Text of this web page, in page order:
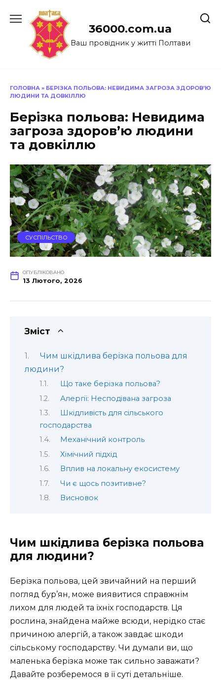
до
36000.com.ua
Ваш провідник у житті Полтави
ГОЛОВНА » БЕРІЗКА ПОЛЬОВА: НЕВИДИМА ЗАГРОЗА ЗДОРОВ’Ю
ЛЮДИНИ ТА ДОВКІЛЛЮ
Берізка польова: Невидима
загроза здоров’ю людини
та довкіллю
СУСПІЛЬСТВО
ОПУБЛІКОВАНО
13 Лютого, 2026
Зміст
Чим шкідлива берізка польова для
людини?
Що таке берізка польова?
Алергії: Несподівана загроза
Шкідливість для сільського
господарства
Механічний контроль
Хімічний підхід
Вплив на локальну екосистему
Чи є щось позитивне?
Висновок
Чим шкідлива берізка польова
для людини?
Берізка польова, цей звичайний на перший
погляд бур’ян, може виявитися справжнім
лихом для людей та їхніх господарств. Ця
рослина, знайдена майже всюди, нерідко стає
причиною алергій, а також завдає шкоди
сільському господарству. Чи думали ви, що
маленька берізка може так сильно заважати?
Давайте розберемося в її суті детальніше.